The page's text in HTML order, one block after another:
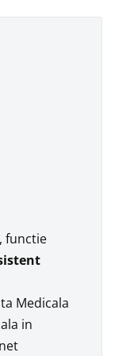
functie
Medicala
in